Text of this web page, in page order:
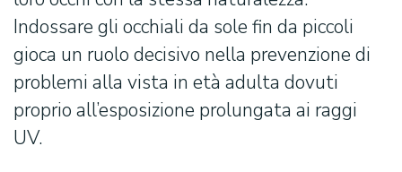
Indossare gli occhiali da sole fin da piccoli
gioca un ruolo decisivo nella prevenzione di
problemi alla vista in età adulta dovuti
proprio all’esposizione prolungata ai raggi
UV.